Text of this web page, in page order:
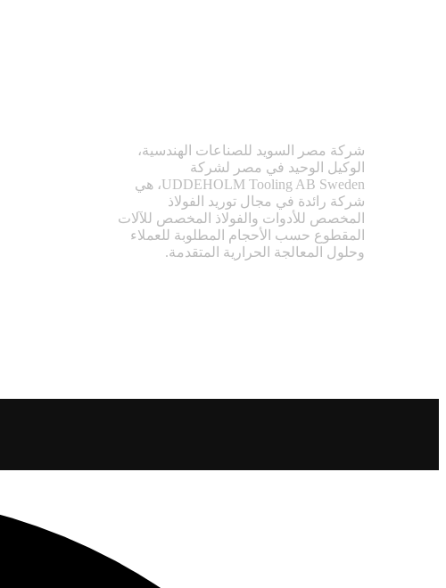
شركة مصر السويد للصناعات الهندسية،
الوكيل الوحيد في مصر لشركة
UDDEHOLM Tooling AB Sweden، هي
شركة رائدة في مجال توريد الفولاذ
المخصص للأدوات والفولاذ المخصص للآلات
المقطوع حسب الأحجام المطلوبة للعملاء
وحلول المعالجة الحرارية المتقدمة.